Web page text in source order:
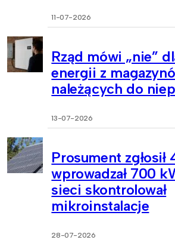
11-07-2026
Rząd mówi „nie”
energii z
należących do
13-07-2026
Prosument zgłosił
wprowadzał 700
sieci skontrolował
mikroinstalacje
28-07-2026